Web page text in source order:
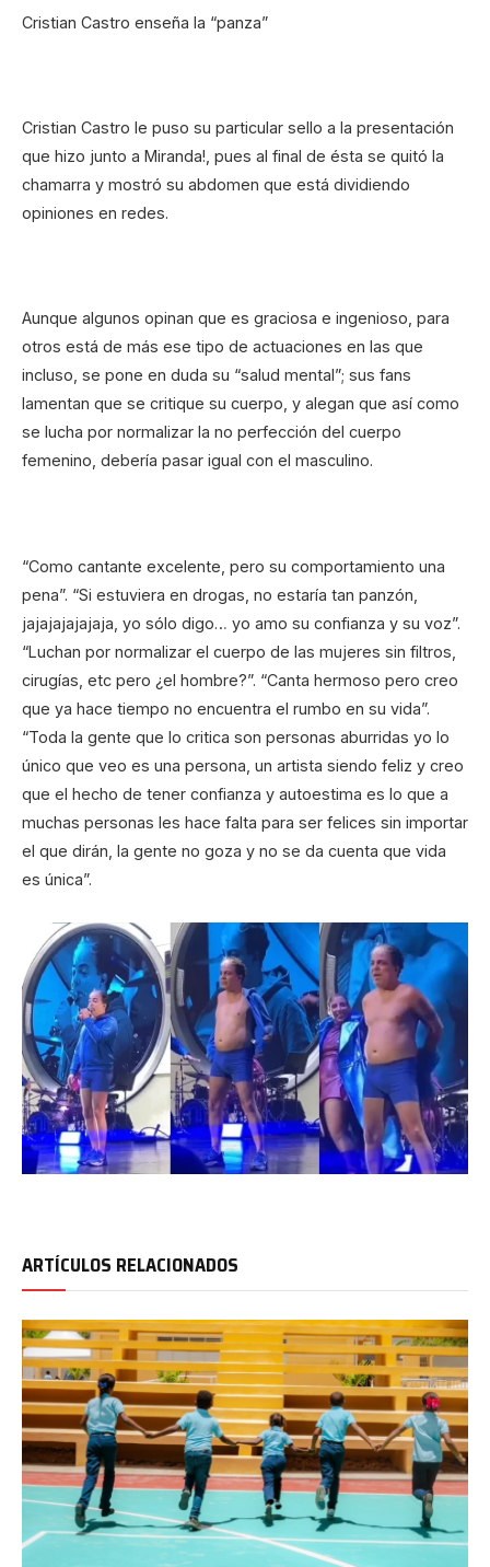
Cristian Castro enseña la “panza”
Cristian Castro le puso su particular sello a la presentación
que hizo junto a Miranda!, pues al final de ésta se quitó la
chamarra y mostró su abdomen que está dividiendo
opiniones en redes.
Aunque algunos opinan que es graciosa e ingenioso, para
otros está de más ese tipo de actuaciones en las que
incluso, se pone en duda su “salud mental”; sus fans
lamentan que se critique su cuerpo, y alegan que así como
se lucha por normalizar la no perfección del cuerpo
femenino, debería pasar igual con el masculino.
“Como cantante excelente, pero su comportamiento una
pena”. “Si estuviera en drogas, no estaría tan panzón,
jajajajajajaja, yo sólo digo… yo amo su confianza y su voz”.
“Luchan por normalizar el cuerpo de las mujeres sin filtros,
cirugías, etc pero ¿el hombre?”. “Canta hermoso pero creo
que ya hace tiempo no encuentra el rumbo en su vida”.
“Toda la gente que lo critica son personas aburridas yo lo
único que veo es una persona, un artista siendo feliz y creo
que el hecho de tener confianza y autoestima es lo que a
muchas personas les hace falta para ser felices sin importar
el que dirán, la gente no goza y no se da cuenta que vida
es única”.
ARTÍCULOS RELACIONADOS